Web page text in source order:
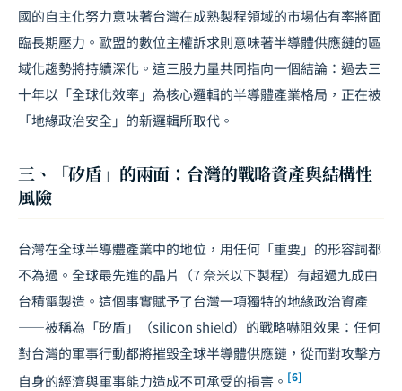
國的自主化努力意味著台灣在成熟製程領域的市場佔有率將面
臨長期壓力。歐盟的數位主權訴求則意味著半導體供應鏈的區
域化趨勢將持續深化。這三股力量共同指向一個結論：過去三
十年以「全球化效率」為核心邏輯的半導體產業格局，正在被
「地緣政治安全」的新邏輯所取代。
三、「矽盾」的兩面：台灣的戰略資產與結構性
風險
台灣在全球半導體產業中的地位，用任何「重要」的形容詞都
不為過。全球最先進的晶片（7 奈米以下製程）有超過九成由
台積電製造。這個事實賦予了台灣一項獨特的地緣政治資產
——被稱為「矽盾」（silicon shield）的戰略嚇阻效果：任何
對台灣的軍事行動都將摧毀全球半導體供應鏈，從而對攻擊方
自身的經濟與軍事能力造成不可承受的損害。 [6]